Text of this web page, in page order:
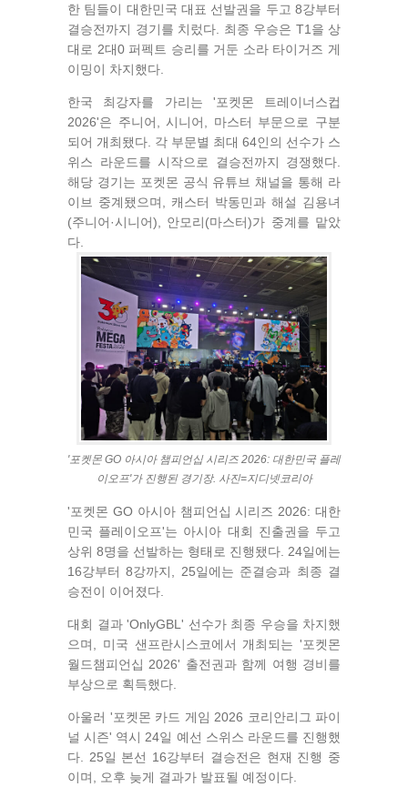
한 팀들이 대한민국 대표 선발권을 두고 8강부터
결승전까지 경기를 치렀다. 최종 우승은 T1을 상
대로 2대0 퍼펙트 승리를 거둔 소라 타이거즈 게
이밍이 차지했다.
한국 최강자를 가리는 '포켓몬 트레이너스컵
2026'은 주니어, 시니어, 마스터 부문으로 구분
되어 개최됐다. 각 부문별 최대 64인의 선수가 스
위스 라운드를 시작으로 결승전까지 경쟁했다.
해당 경기는 포켓몬 공식 유튜브 채널을 통해 라
이브 중계됐으며, 캐스터 박동민과 해설 김용녀
(주니어·시니어), 안모리(마스터)가 중계를 맡았
다.
'포켓몬 GO 아시아 챔피언십 시리즈 2026: 대한민국 플레
이오프'가 진행된 경기장. 사진=지디넷코리아
'포켓몬 GO 아시아 챔피언십 시리즈 2026: 대한
민국 플레이오프'는 아시아 대회 진출권을 두고
상위 8명을 선발하는 형태로 진행됐다. 24일에는
16강부터 8강까지, 25일에는 준결승과 최종 결
승전이 이어졌다.
대회 결과 'OnlyGBL' 선수가 최종 우승을 차지했
으며, 미국 샌프란시스코에서 개최되는 '포켓몬
월드챔피언십 2026' 출전권과 함께 여행 경비를
부상으로 획득했다.
아울러 '포켓몬 카드 게임 2026 코리안리그 파이
널 시즌' 역시 24일 예선 스위스 라운드를 진행했
다. 25일 본선 16강부터 결승전은 현재 진행 중
이며, 오후 늦게 결과가 발표될 예정이다.